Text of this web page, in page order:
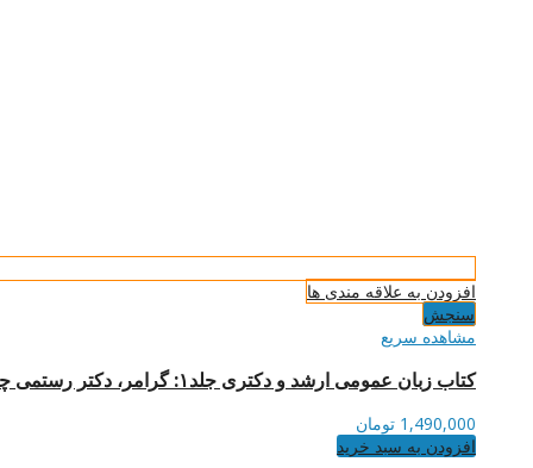
افزودن به علاقه مندی ها
سنجش
مشاهده سریع
کتاب زبان عمومی ارشد و دکتری جلد۱: گرامر، دکتر رستمی چاپ سیزدهم
1,490,000 تومان
افزودن به سبد خرید